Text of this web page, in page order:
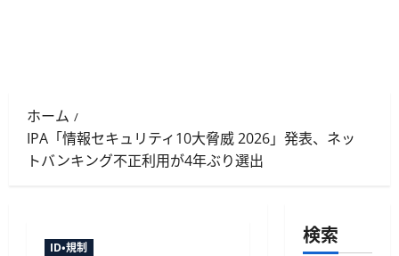
ホーム
IPA「情報セキュリティ10大脅威 2026」発表、ネッ
トバンキング不正利用が4年ぶり選出
ID・規制
検索